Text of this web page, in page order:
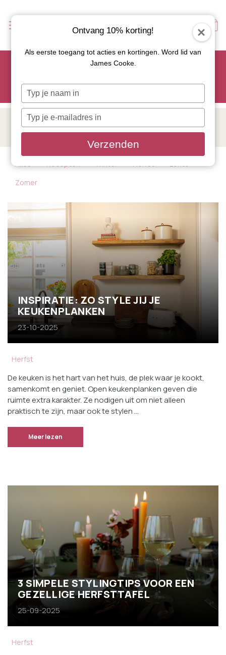
Scoor je favoriete tapasservies nu met 15% korting en
Let op: de actie geldt alleen op geselecteerde artikelen met
INSPIRATIE VAN JAMES
Alles Recepten Winter Herfst
Lente
Zomer
INSPIRATIE: ZO STYLE JIJ JE
KEUKENPLANKEN
23-10-2025
Herfst
De keuken is het hart van het huis, de plek waar je kookt,
samenkomt en geniet. Open keukenplanken geven die
ruimte extra karakter. Ze nodigen uit om niet alleen
praktisch te zijn, maar ook te stylen …
Meer lezen
3 SIMPELE STYLINGTIPS VOOR EEN
GEZELLIGE HERFSTTAFEL
25-09-2025
Herfst
Ontvang 10% korting!
Als eerste toegang tot acties en kortingen. Word lid van
James Cooke.
Typ
je
naam
Typ
je
e-
in
Verzenden